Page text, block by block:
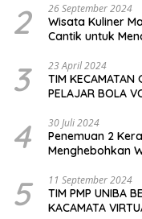
2 26 September 2024
Wisata Kuliner
Cantik untuk
3 23 April 2024
TIM KECAMATAN
PELAJAR BOLA
4 30 Juli 2024
Penemuan 2
Menghebohkan
5 11 September 2024
TIM PMP UNIBA
KACAMATA